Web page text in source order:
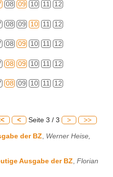
08 09 10 11 12
08 09 10 11 12
08 09 10 11 12
08 09 10 11 12
08 09 10 11 12
< Seite 3 / 3 > >>
der BZ
Werner Heise,
Ausgabe der BZ, Florian